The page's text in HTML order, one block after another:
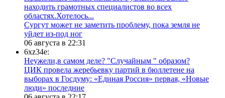
находить грамотных специалистов во всех
областях.Хотелось...
Сургут может не заметить проблему, пока земля не
уйдет из-под ног
06 августа в 22:31
6xz34e:
Неужели,в самом деле? "Случайным " образом?
ЦИК провела жеребьевку партий в бюллетене на
выборах в Госдуму: «Единая Россия» первая, «Новые
люди» последние